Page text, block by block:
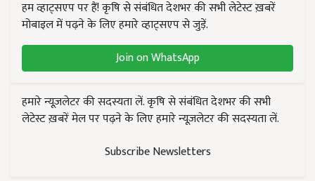
हम व्हाट्सएप पर हैं! कृषि से संबंधित देशभर की सभी लेटेस्ट ख़बरें
मोबाइल में पढ़ने के लिए हमारे व्हाट्सएप से जुड़ें.
Join on WhatsApp
हमारे न्यूज़लेटर की सदस्यता लें. कृषि से संबंधित देशभर की सभी
लेटेस्ट ख़बरें मेल पर पढ़ने के लिए हमारे न्यूज़लेटर की सदस्यता लें.
Subscribe Newsletters